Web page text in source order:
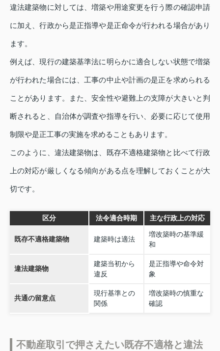
違法建築物に対しては、増築や用途変更を行う際の確認申請
に加え、行政から是正指導や是正命令が行われる場合があり
ます。
例えば、現行の建築基準法に明らかに適合しない状態で増築
が行われた場合には、工事の中止や計画の是正を求められる
ことがあります。また、安全性や避難上の支障が大きいと判
断されると、自治体が調査や指導を行い、必要に応じて使用
制限や是正工事の実施を求めることもあります。
このように、違法建築物は、既存不適格建築物と比べて行政
上の対応が厳しくなる傾向がある点を理解しておくことが大
切です。
区分 法令適合時期 主な行政上の対応
既存不適格建築物 建築時は適法
増改築時の基準緩
和
違法建築物
建築当初から
違反
是正指導や命令対
象
共通の留意点
現行基準との
関係
増改築時の慎重な
確認
不動産取引で押さえたい既存不適格と違法